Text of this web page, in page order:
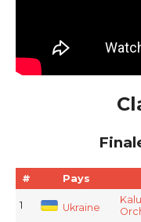
# Pays
1 Ukraine